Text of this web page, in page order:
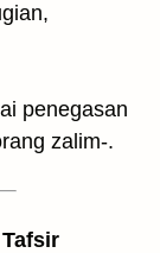
penegasan
zalim-.